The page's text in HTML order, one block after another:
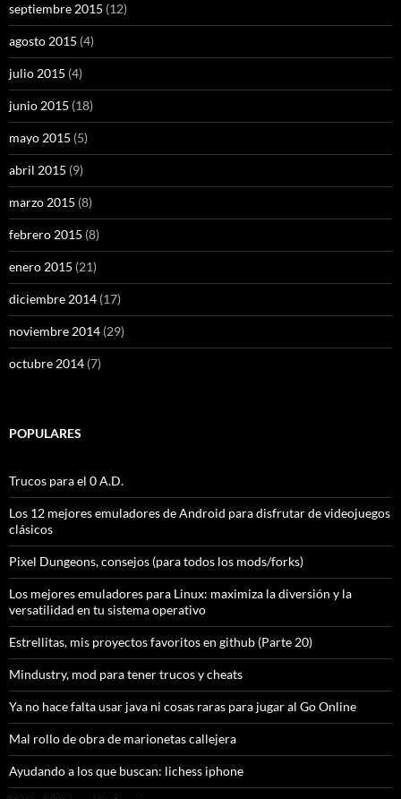
septiembre 2015 (12)
agosto 2015 (4)
julio 2015 (4)
junio 2015 (18)
mayo 2015 (5)
abril 2015 (9)
marzo 2015 (8)
febrero 2015 (8)
enero 2015 (21)
diciembre 2014 (17)
noviembre 2014 (29)
octubre 2014 (7)
POPULARES
Trucos para el 0 A.D.
Los 12 mejores emuladores de Android para disfrutar de videojuegos
clásicos
Pixel Dungeons, consejos (para todos los mods/forks)
Los mejores emuladores para Linux: maximiza la diversión y la
versatilidad en tu sistema operativo
Estrellitas, mis proyectos favoritos en github (Parte 20)
Mindustry, mod para tener trucos y cheats
Ya no hace falta usar java ni cosas raras para jugar al Go Online
Mal rollo de obra de marionetas callejera
Ayudando a los que buscan: lichess iphone